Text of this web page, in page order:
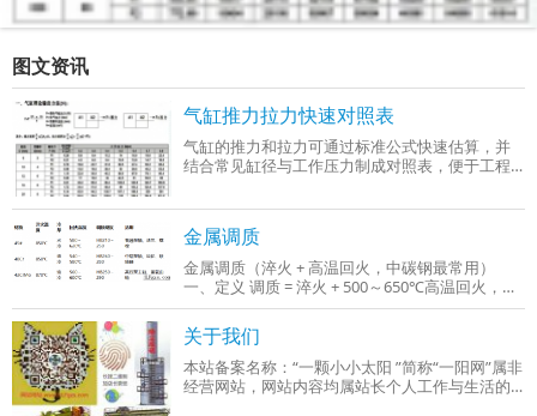
图文资讯
气缸推力拉力快速对照表
气缸的推力和拉力可通过标准公式快速估算，并
结合常见缸径与工作压力制成对照表，便于工程
力0.4–0.6 MPa）整理的‌气缸推力与拉力快
金属调质
金属调质（淬火 + 高温回火，中碳钢最常用）
一、定义 调质 = 淬火 + 500～650℃高温回火，只
适用于中碳钢、中碳合金钢（C：0.3%～0.5%），
成品组织：回火索氏体（铁素体 + 细小球状碳
关于我们
本站备案名称：“一颗小小太阳 ”简称“一阳网”属非
经营网站，网站内容均属站长个人工作与生活的